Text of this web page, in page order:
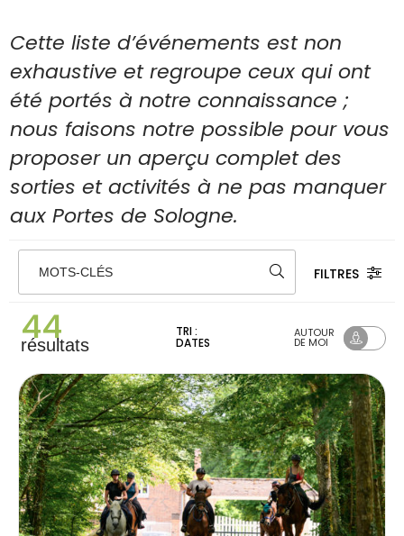
Cette liste d’événements est non
exhaustive et regroupe ceux qui ont
été portés à notre connaissance ;
nous faisons notre possible pour vous
proposer un aperçu complet des
sorties et activités à ne pas manquer
aux Portes de Sologne.
MOTS-CLÉS FILTRES
44
résultats
TRI :
DATES
AUTOUR
DE MOI